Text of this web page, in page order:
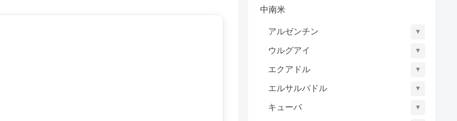
中南米
アルゼンチン ▼
ウルグアイ ▼
エクアドル ▼
エルサルバドル ▼
キューバ ▼